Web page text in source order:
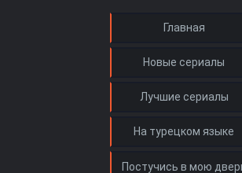
Главная
Новые сериалы
Лучшие сериалы
На турецком языке